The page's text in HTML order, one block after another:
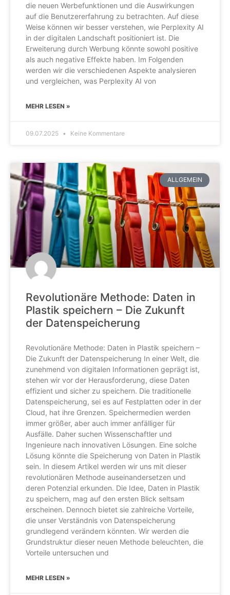
die neuen Werbefunktionen und die Auswirkungen
auf die Benutzererfahrung zu betrachten. Auf diese
Weise können wir besser verstehen, wie Perplexity AI
in der digitalen Landschaft positioniert ist. Die
Erweiterung durch Werbung könnte sowohl positive
als auch negative Effekte haben. Im Folgenden
werden wir die verschiedenen Aspekte analysieren
und vergleichen, was Perplexity AI von
MEHR LESEN »
09.07.2025 Keine Kommentare
ALLGEMEIN
Revolutionäre Methode: Daten in
Plastik speichern – Die Zukunft
der Datenspeicherung
Revolutionäre Methode: Daten in Plastik speichern –
Die Zukunft der Datenspeicherung In einer Welt, die
zunehmend von digitalen Informationen geprägt ist,
stehen wir vor der Herausforderung, diese Daten
effizient und sicher zu speichern. Die traditionelle
Datenspeicherung, sei es auf Festplatten oder in der
Cloud, hat ihre Grenzen. Speichermedien werden
immer größer, aber auch immer anfälliger für
Ausfälle. Daher suchen Wissenschaftler und
Ingenieure nach innovativen Lösungen. Eine solche
Lösung könnte die Speicherung von Daten in Plastik
sein. In diesem Artikel werden wir uns mit dieser
revolutionären Methode auseinandersetzen und
deren Potenzial erkunden. Die Idee, Daten in Plastik
zu speichern, mag auf den ersten Blick seltsam
erscheinen. Dennoch bietet sie zahlreiche Vorteile,
die unser Verständnis von Datenspeicherung
grundlegend verändern könnten. Wir werden die
Grundstruktur dieser neuen Methode beleuchten, die
Vorteile untersuchen und
MEHR LESEN »